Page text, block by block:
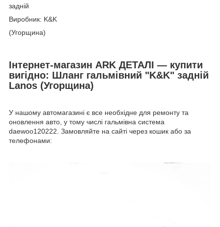
задній
Виробник: K&K
(Угорщина)
Інтернет-магазин ARK ДЕТАЛІ — купити
вигідно: Шланг гальмівний "K&K" задній
Lanos (Угорщина)
У нашому автомагазині є все необхідне для ремонту та
оновлення авто, у тому числі гальмівна система
daewoo120222. Замовляйте на сайті через кошик або за
телефонами: